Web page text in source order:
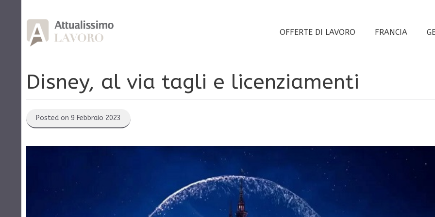
contenuto
OFFERTE DI LAVORO FRANCIA
Disney, al via tagli e licenziamenti
Posted on 9 Febbraio 2023